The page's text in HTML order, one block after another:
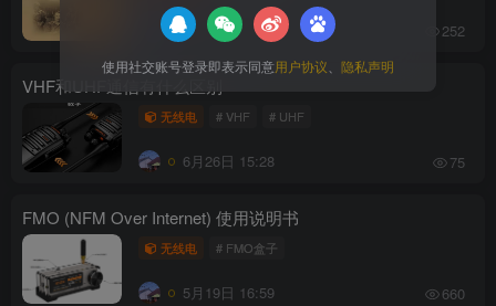
7月1日 19:15 252
VHF和UHF通信有什么区别
无线电 # VHF # UHF
6月26日 15:28 75
FMO (NFM Over Internet) 使用说明书
无线电 # FMO盒子
5月19日 16:59 660
使用社交账号登录即表示同意用户协议 隐私声明